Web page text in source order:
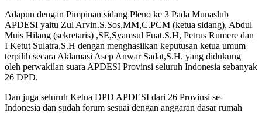
Adapun dengan Pimpinan sidang Pleno ke 3 Pada Munaslub
APDESI yaitu Zul Arvin.S.Sos,MM,C.PCM (ketua sidang), Abdul
Muis Hilang (sekretaris) ,SE,Syamsul Fuat.S.H, Petrus Rumere dan
I Ketut Sulatra,S.H dengan menghasilkan keputusan ketua umum
terpilih secara Aklamasi Asep Anwar Sadat,S.H. yang didukung
oleh perwakilan suara APDESI Provinsi seluruh Indonesia sebanyak
26 DPD.
Dan juga seluruh Ketua DPD APDESI dari 26 Provinsi se-
Indonesia dan sudah forum sesuai dengan anggaran dasar rumah